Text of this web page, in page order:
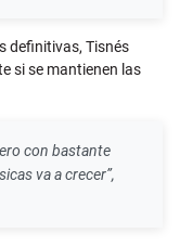
definitivas, Tisnés
si se mantienen las
con bastante
va a crecer”,